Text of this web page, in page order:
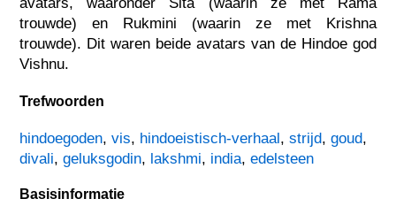
avatars, waaronder Sita (waarin ze met Rama
trouwde) en Rukmini (waarin ze met Krishna
trouwde). Dit waren beide avatars van de Hindoe god
Vishnu.
Trefwoorden
hindoegoden,vis, hindoeistisch-verhaal,strijd,goud,
divali,geluksgodin, lakshmi, india,edelsteen
Basisinformatie